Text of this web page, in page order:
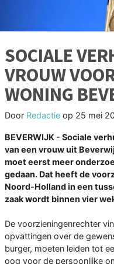
SOCIALE
VROUW
WONING
Door Redactie op 25 mei
BEVERWIJK - Sociale
van een vrouw uit
moet eerst meer
gedaan. Dat heeft de
Noord-Holland in een
zaak wordt binnen vier
De voorzieningenrechter
opvattingen over de
burger, moeten leiden tot
oog voor de persoonlijke